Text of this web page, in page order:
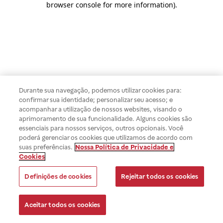
browser console for more information).
Durante sua navegação, podemos utilizar cookies para:
confirmar sua identidade; personalizar seu acesso; e
acompanhar a utilização de nossos websites, visando o
aprimoramento de sua funcionalidade. Alguns cookies são
essenciais para nossos serviços, outros opcionais. Você
poderá gerenciar os cookies que utilizamos de acordo com
suas preferências. Nossa Política de Privacidade e
Cookies
Definições de cookies Rejeitar todos os cookies
Aceitar todos os cookies